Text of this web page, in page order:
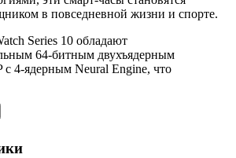
в повседневной жизни и спорте.
Series 10 обладают
64-битным двухъядерным
с 4-ядерным Neural Engine, что